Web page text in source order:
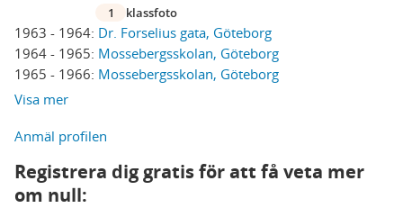
1963 - 1964: Dr. Forselius gata, Göteborg
1964 - 1965: Mossebergsskolan, Göteborg
1965 - 1966: Mossebergsskolan, Göteborg
Visa mer
1 klassfoto
Anmäl profilen
Registrera dig gratis för att få veta mer
om null: